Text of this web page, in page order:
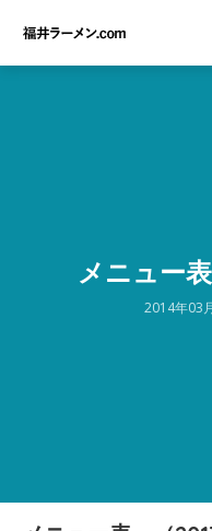
メニュー
2014年03